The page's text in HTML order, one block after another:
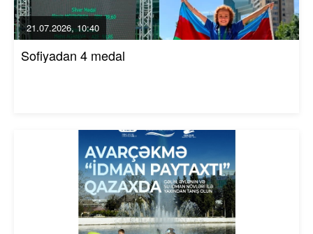
21.07.2026, 10:40
Sofiyadan 4 medal